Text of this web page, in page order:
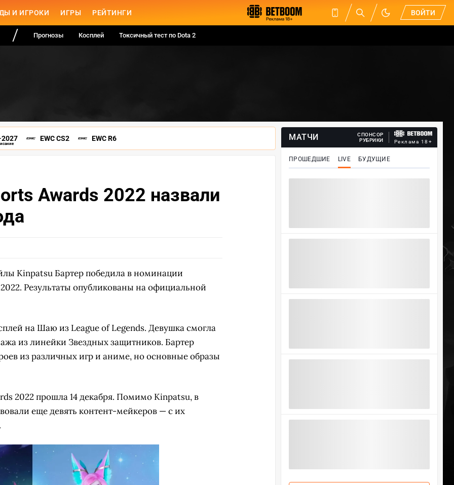
И ИГРОКИ ИГРЫ РЕЙТИНГИ ВОЙТИ
Прогнозы Косплей Токсичный тест по Dota 2
EWC CS2 EWC R6
Awards 2022 назвали
Kinpatsu Бартер победила в номинации
Результаты опубликованы на официальной
на Шаю из League of Legends. Девушка смогла
из линейки Звездных защитников. Бартер
из различных игр и аниме, но основные образы
2022 прошла 14 декабря. Помимо Kinpatsu, в
еще девять контент-мейкеров — с их
МАТЧИ
СПОНСОР
РУБРИКИ
Реклама 18+
ПРОШЕДШИЕ LIVE БУДУЩИЕ